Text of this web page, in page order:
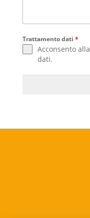
Trattamento dati *
Acconsento alla
dati.